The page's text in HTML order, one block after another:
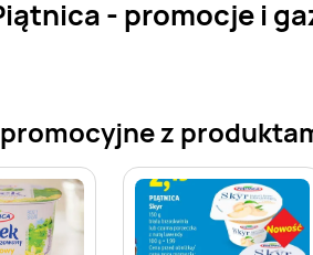
- promocje i
z